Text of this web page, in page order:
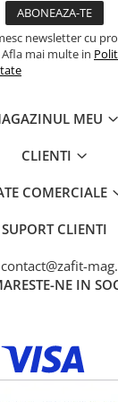
newsletter cu
mai multe in
MEU
CLIENTI
COMERCIALE
SUPORT CLIENTI
contact@zafit-
NE IN